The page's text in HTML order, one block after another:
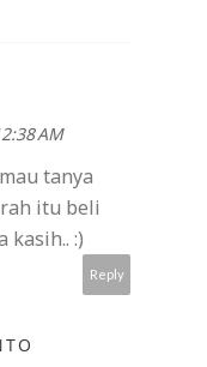
AM
tanya
itu beli
kasih.. :)
Reply